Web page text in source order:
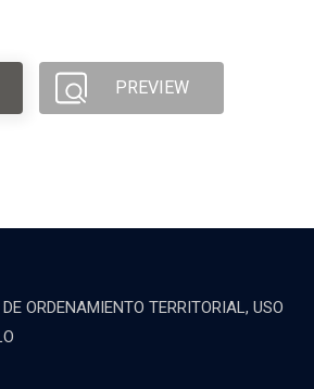
PREVIEW
ORDENAMIENTO TERRITORIAL, USO